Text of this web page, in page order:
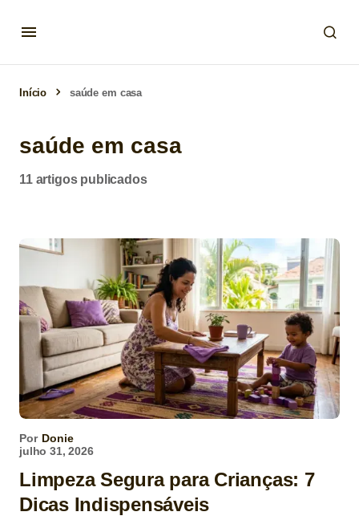
Início saúde em casa
saúde em casa
11 artigos publicados
Por Donie
julho 31, 2026
Limpeza Segura para Crianças: 7
Dicas Indispensáveis